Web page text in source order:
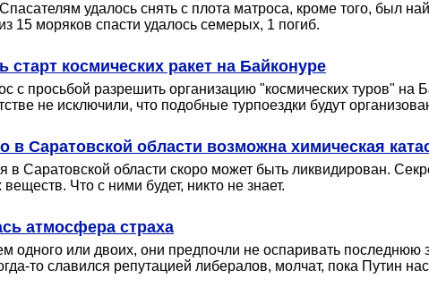
удалось снять с плота матроса, кроме того, был
15 моряков спасти удалось семерых, 1 погиб.
космических ракет на Байконуре
с просьбой разрешить организацию "космических туров"
не исключили, что подобные турпоездки будут
Саратовской области возможна химическая
Саратовской области скоро может быть ликвидирован.
Что с ними будет, никто не знает.
атмосфера страха
одного или двоих, они предпочли не оспаривать
то славился репутацией либералов, молчат, пока Путин